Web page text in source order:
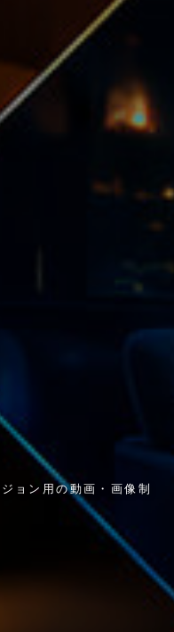
ジ ョ ン 用の動画 ・ 画像 制